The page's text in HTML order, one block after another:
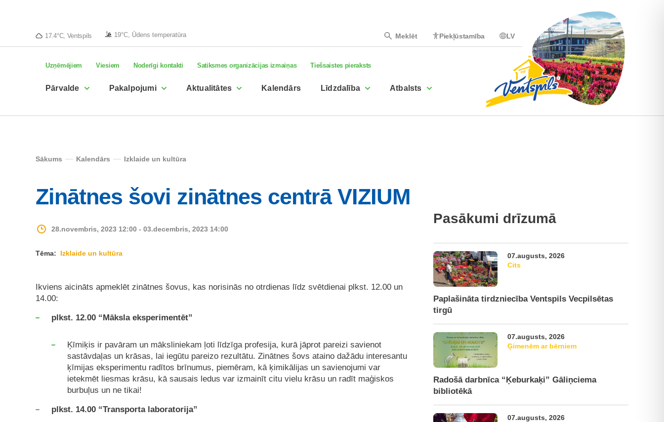
17.4°C, Ventspils 19°C, Ūdens temperatūra Meklēt Piekļūstamība LV
Uzņēmējiem Viesiem Noderīgi kontakti Satiksmes organizācijas izmaiņas Tiešsaistes pieraksts
Pārvalde Pakalpojumi Aktualitātes Kalendārs Līdzdalība Atbalsts
Sākums Kalendārs Izklaide un kultūra
Zinātnes šovi zinātnes centrā VIZIUM
28.novembris, 2023 12:00 - 03.decembris, 2023 14:00
Tēma: Izklaide un kultūra
Ikviens aicināts apmeklēt zinātnes šovus, kas norisinās no otrdienas līdz svētdienai plkst. 12.00 un
14.00:
plkst. 12.00 “Māksla eksperimentēt”
Ķīmiķis ir pavāram un māksliniekam ļoti līdzīga profesija, kurā jāprot pareizi savienot
sastāvdaļas un krāsas, lai iegūtu pareizo rezultātu. Zinātnes šovs ataino dažādu interesantu
ķīmijas eksperimentu radītos brīnumus, piemēram, kā ķimikālijas un savienojumi var
ietekmēt liesmas krāsu, kā sausais ledus var izmainīt citu vielu krāsu un radīt maģiskos
burbuļus un ne tikai!
plkst. 14.00 “Transporta laboratorija”
Pasākumi drīzumā
07.augusts, 2026
Cits
Paplašināta tirdzniecība Ventspils Vecpilsētas
tirgū
07.augusts, 2026
Ģimenēm ar bērniem
Radošā darbnīca “Ķeburkaķi” Gāliņciema
bibliotēkā
07.augusts, 2026